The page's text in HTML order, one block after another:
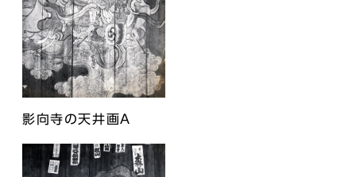
影向寺の天井画A